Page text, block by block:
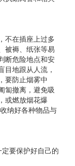
不在插座上过多
被褥、纸张等易
断危险地点和安
目地跟从人流，
要防止烟雾中
匐撤离，避免吸
或燃放烟花爆
纳好各种物品与
要保护好自己的